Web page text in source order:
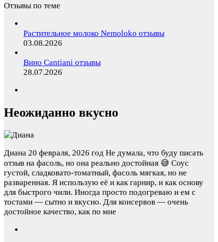
Отзывы по теме
Растительное молоко Nemoloko отзывы
03.08.2026
Вино Cantiani отзывы
28.07.2026
Неожиданно вкусно
Диана 20 февраля, 2026 год Не думала, что буду писать
отзыв на фасоль, но она реально достойная 😅 Соус
густой, сладковато-томатный, фасоль мягкая, но не
разваренная. Я использую её и как гарнир, и как основу
для быстрого чили. Иногда просто подогреваю и ем с
тостами — сытно и вкусно. Для консервов — очень
достойное качество, как по мне